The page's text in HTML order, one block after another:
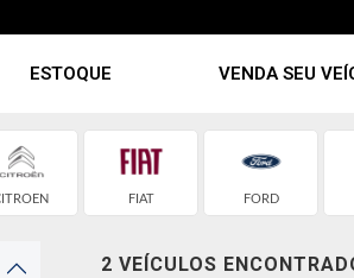
ESTOQUE VENDA SEU
FIAT FORD
2 VEÍCULOS